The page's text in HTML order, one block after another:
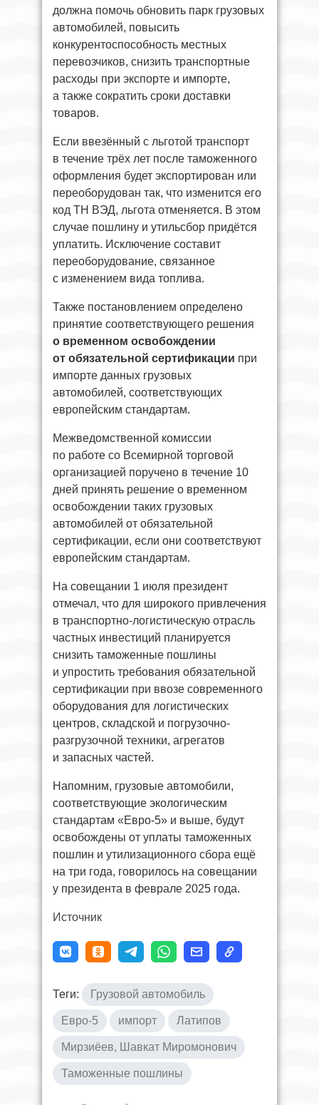
должна помочь обновить парк грузовых
автомобилей, повысить
конкурентоспособность местных
перевозчиков, снизить транспортные
расходы при экспорте и импорте,
а также сократить сроки доставки
товаров.
Если ввезённый с льготой транспорт
в течение трёх лет после таможенного
оформления будет экспортирован или
переоборудован так, что изменится его
код ТН ВЭД, льгота отменяется. В этом
случае пошлину и утильсбор придётся
уплатить. Исключение составит
переоборудование, связанное
с изменением вида топлива.
Также постановлением определено
принятие соответствующего решения
о временном освобождении
от обязательной сертификации при
импорте данных грузовых
автомобилей, соответствующих
европейским стандартам.
Межведомственной комиссии
по работе со Всемирной торговой
организацией поручено в течение 10
дней принять решение о временном
освобождении таких грузовых
автомобилей от обязательной
сертификации, если они соответствуют
европейским стандартам.
На совещании 1 июля президент
отмечал, что для широкого привлечения
в транспортно-логистическую отрасль
частных инвестиций планируется
снизить таможенные пошлины
и упростить требования обязательной
сертификации при ввозе современного
оборудования для логистических
центров, складской и погрузочно-
разгрузочной техники, агрегатов
и запасных частей.
Напомним, грузовые автомобили,
соответствующие экологическим
стандартам «Евро-5» и выше, будут
освобождены от уплаты таможенных
пошлин и утилизационного сбора ещё
на три года, говорилось на совещании
у президента в феврале 2025 года.
Источник
Теги: Грузовой автомобиль
Евро-5 импорт Латипов
Мирзиёев, Шавкат Миромонович
Таможенные пошлины